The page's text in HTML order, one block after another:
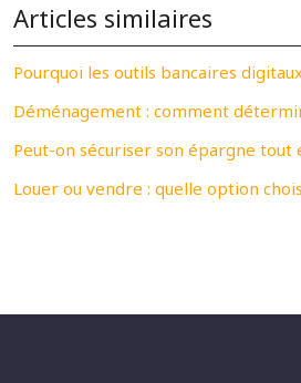
Articles similaires
Pourquoi les outils bancaires
Déménagement : comment
Peut-on sécuriser son épargne tout
Louer ou vendre : quelle option